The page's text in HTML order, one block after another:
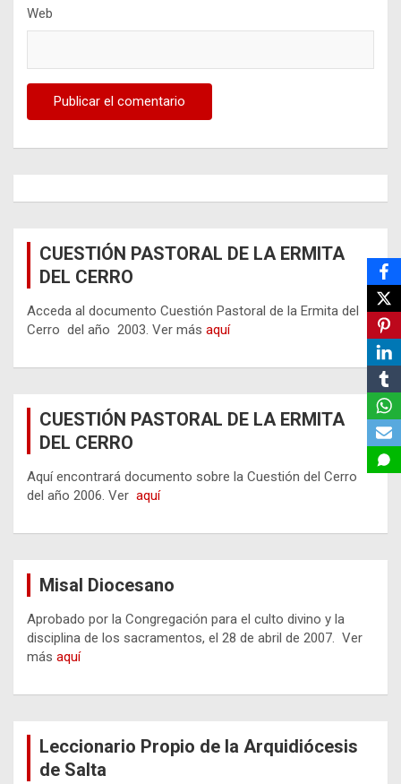
Web
CUESTIÓN PASTORAL DE LA ERMITA
DEL CERRO
Acceda al documento Cuestión Pastoral de la Ermita del
Cerro del año 2003. Ver más aquí
CUESTIÓN PASTORAL DE LA ERMITA
DEL CERRO
Aquí encontrará documento sobre la Cuestión del Cerro
del año 2006. Ver aquí
Misal Diocesano
Aprobado por la Congregación para el culto divino y la
disciplina de los sacramentos, el 28 de abril de 2007. Ver
más aquí
Leccionario Propio de la Arquidiócesis
de Salta